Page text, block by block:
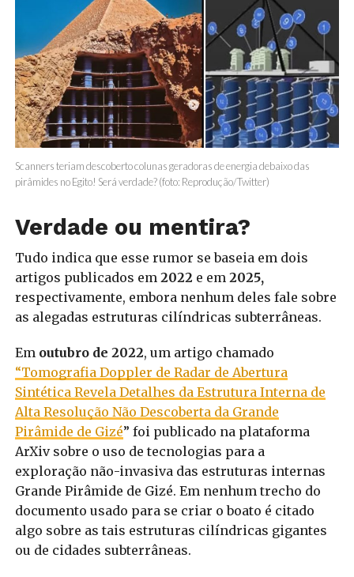
Scanners teriam descoberto colunas geradoras de energia debaixo das
pirâmides no Egito! Será verdade? (foto: Reprodução/Twitter)
Verdade ou mentira?
Tudo indica que esse rumor se baseia em dois
artigos publicados em 2022 e em 2025,
respectivamente, embora nenhum deles fale sobre
as alegadas estruturas cilíndricas subterrâneas.
Em outubro de 2022, um artigo chamado
“Tomografia Doppler de Radar de Abertura
Sintética Revela Detalhes da Estrutura Interna de
Alta Resolução Não Descoberta da Grande
Pirâmide de Gizé” foi publicado na plataforma
ArXiv sobre o uso de tecnologias para a
exploração não-invasiva das estruturas internas
Grande Pirâmide de Gizé. Em nenhum trecho do
documento usado para se criar o boato é citado
algo sobre as tais estruturas cilíndricas gigantes
ou de cidades subterrâneas.